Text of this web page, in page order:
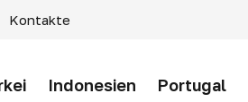
Kontakte
Indonesien Portugal